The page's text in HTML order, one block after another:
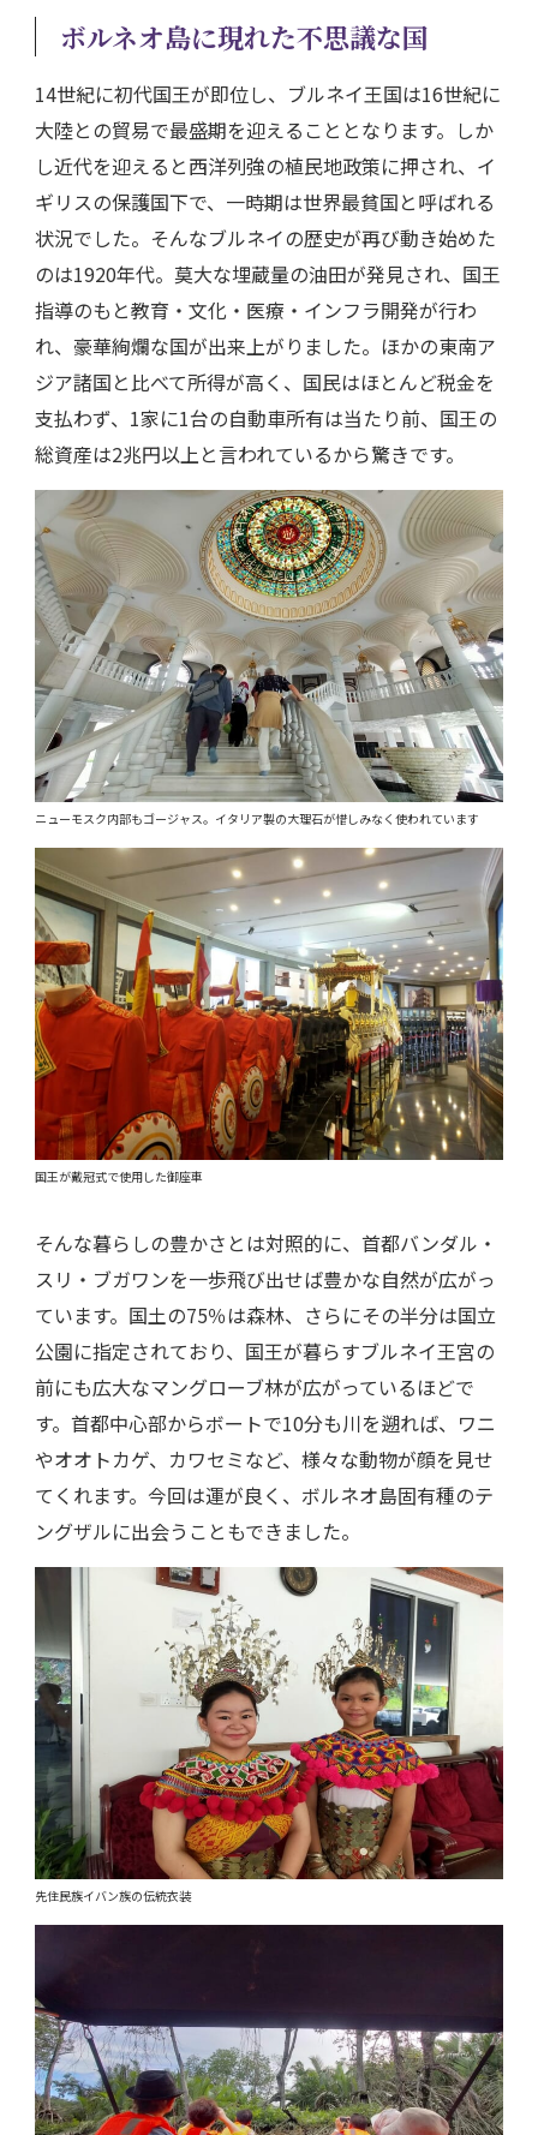
ボルネオ島に現れた不思議な国
14世紀に初代国王が即位し、ブルネイ王国は16世紀に
大陸との貿易で最盛期を迎えることとなります。しか
し近代を迎えると西洋列強の植民地政策に押され、イ
ギリスの保護国下で、一時期は世界最貧国と呼ばれる
状況でした。そんなブルネイの歴史が再び動き始めた
のは1920年代。莫大な埋蔵量の油田が発見され、国王
指導のもと教育・文化・医療・インフラ開発が行わ
れ、豪華絢爛な国が出来上がりました。ほかの東南ア
ジア諸国と比べて所得が高く、国民はほとんど税金を
支払わず、1家に1台の自動車所有は当たり前、国王の
総資産は2兆円以上と言われているから驚きです。
ニューモスク内部もゴージャス。イタリア製の大理石が惜しみなく使われています
国王が戴冠式で使用した御座車
そんな暮らしの豊かさとは対照的に、首都バンダル・
スリ・ブガワンを一歩飛び出せば豊かな自然が広がっ
ています。国土の75％は森林、さらにその半分は国立
公園に指定されており、国王が暮らすブルネイ王宮の
前にも広大なマングローブ林が広がっているほどで
す。首都中心部からボートで10分も川を遡れば、ワニ
やオオトカゲ、カワセミなど、様々な動物が顔を見せ
てくれます。今回は運が良く、ボルネオ島固有種のテ
ングザルに出会うこともできました。
先住民族イバン族の伝統衣装